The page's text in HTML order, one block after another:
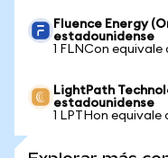
Fluence Energy
estadounidense
1 FLNCon equivale
LightPath
estadounidense
1 LPTHon equivale